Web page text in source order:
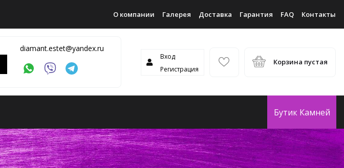
О компании Галерея Доставка Гарантия FAQ Контакты
diamant.estet@yandex.ru
Вход
Регистрация
Корзина пустая
Бутик Камней